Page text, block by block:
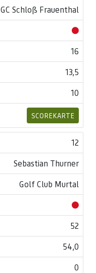
GC Schloß Frauenthal
16
13,5
10
SCOREKARTE
12
Sebastian Thurner
Golf Club Murtal
52
54,0
0